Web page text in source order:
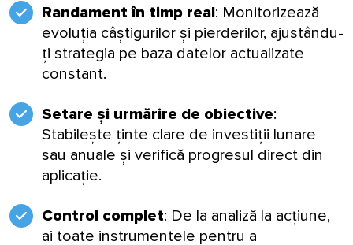
Randament în timp real: Monitorizează
evoluția câștigurilor și pierderilor, ajustându-
ți strategia pe baza datelor actualizate
constant.
Setare și urmărire de obiective:
Stabilește ținte clare de investiții lunare
sau anuale și verifică progresul direct din
aplicație.
Control complet: De la analiză la acțiune,
ai toate instrumentele pentru a